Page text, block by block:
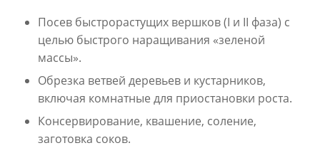
Посев быстрорастущих вершков (I и II фаза) с
целью быстрого наращивания «зеленой
массы».
Обрезка ветвей деревьев и кустарников,
включая комнатные для приостановки роста.
Консервирование, квашение, соление,
заготовка соков.